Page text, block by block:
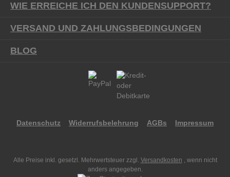
WIE ERREICHE ICH DEN KUNDENSUPPORT?
VERSAND UND ZAHLUNGSBEDINGUNGEN
BLOG
Datenschutz Widerrufsbelehrung AGBs Impressum
Alle Preise inkl. gesetzl. Mehrwertsteuer zzgl. Versandkosten , wenn nicht
anders angegeben.